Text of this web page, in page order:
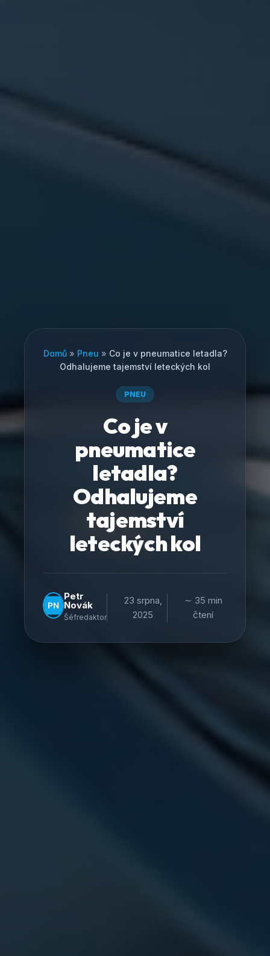
Domů» Pneu » Co je v pneumatice letadla?
Odhalujeme tajemství leteckých kol
PNEU
Co je v
pneumatice
letadla?
Odhalujeme
tajemství
leteckých kol
Petr
Novák
Šéfredaktor
23 srpna,
2025
∼ 35 min
čtení